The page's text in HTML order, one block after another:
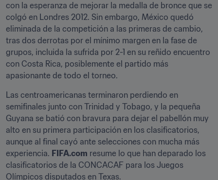
con la esperanza de mejorar la medalla de bronce que se
colgó en Londres 2012. Sin embargo, México quedó
eliminada de la competición a las primeras de cambio,
tras dos derrotas por el mínimo margen en la fase de
grupos, incluida la sufrida por 2-1 en su reñido encuentro
con Costa Rica, posiblemente el partido más
apasionante de todo el torneo.
Las centroamericanas terminaron perdiendo en
semifinales junto con Trinidad y Tobago, y la pequeña
Guyana se batió con bravura para dejar el pabellón muy
alto en su primera participación en los clasificatorios,
aunque al final cayó ante selecciones con mucha más
experiencia. FIFA.com resume lo que han deparado los
clasificatorios de la CONCACAF para los Juegos
Olímpicos disputados en Texas.